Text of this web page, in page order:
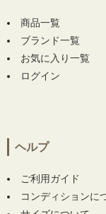
兵庫県にて
半袖ポロシ
ズ ハチヤー
をお買い上
半袖ポロシャ
×ブラック ハ
をお買い上
商品一覧
ブランド一覧
お気に入り一覧
ログイン
ヘルプ
ご利用ガイド
コンディションに